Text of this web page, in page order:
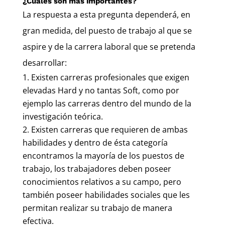
La respuesta a esta pregunta dependerá, en
gran medida, del puesto de trabajo al que se
aspire y de la carrera laboral que se pretenda
desarrollar:
Existen carreras profesionales que exigen
elevadas Hard y no tantas Soft, como por
ejemplo las carreras dentro del mundo de la
investigación teórica.
Existen carreras que requieren de ambas
habilidades y dentro de ésta categoría
encontramos la mayoría de los puestos de
trabajo, los trabajadores deben poseer
conocimientos relativos a su campo, pero
también poseer habilidades sociales que les
permitan realizar su trabajo de manera
efectiva.